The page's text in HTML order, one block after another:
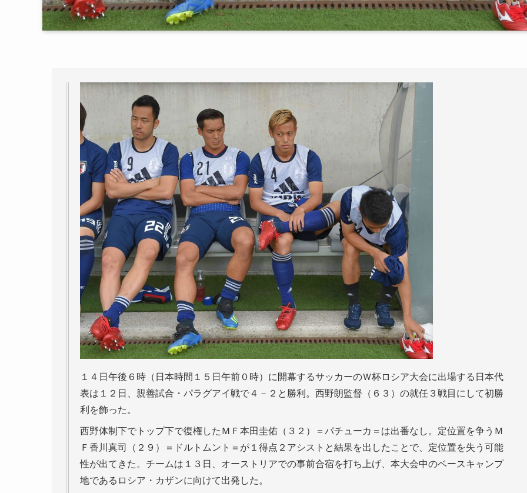
１４日午後６時（日本時間１５日午前０時）に開幕するサッカーのＷ杯ロシア大会に出場する日本代
表は１２日、親善試合・パラグアイ戦で４－２と勝利。西野朗監督（６３）の就任３戦目にして初勝
利を飾った。
西野体制下でトップ下で復権したＭＦ本田圭佑（３２）＝パチューカ＝は出番なし。定位置を争うＭ
Ｆ香川真司（２９）＝ドルトムント＝が１得点２アシストと結果を出したことで、定位置を失う可能
性が出てきた。チームは１３日、オーストリアでの事前合宿を打ち上げ、本大会中のベースキャンプ
地であるロシア・カザンに向けて出発した。